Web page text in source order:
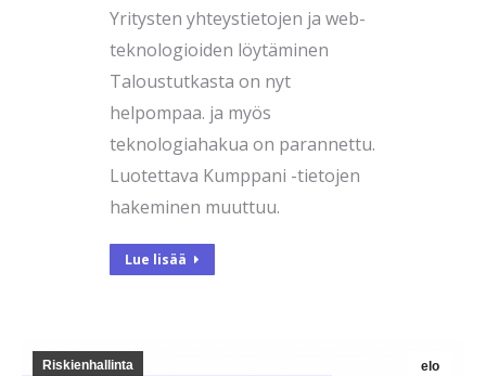
Yritysten yhteystietojen ja web-
teknologioiden löytäminen
Taloustutkasta on nyt
helpompaa. ja myös
teknologiahakua on parannettu.
Luotettava Kumppani -tietojen
hakeminen muuttuu.
Lue lisää
elo
Riskienhallinta